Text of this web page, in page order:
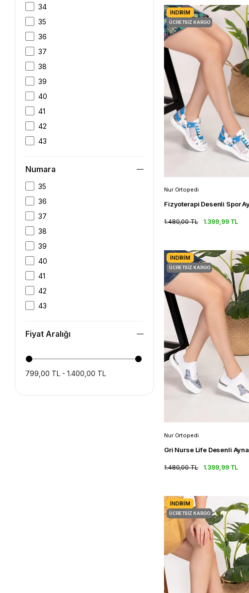
34
35
36
37
38
39
40
41
42
43
45
46
Numara
35
36
37
38
39
40
41
42
43
Fiyat Aralığı
799,00 TL - 1.400,00 TL
Nur Ortopedi
1.399,99 TL
1.480,00 TL
İNDIRIM
ÜCRETSIZ KARGO
Nur Ortopedi
1.399,99 TL
1.480,00 TL
İNDIRIM
ÜCRETSIZ KARGO
İNDIRIM
ÜCRETSIZ KARGO